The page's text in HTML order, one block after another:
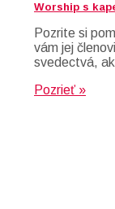
Worship s
Pozrite si
vám jej
svedectvá,
Pozrieť »